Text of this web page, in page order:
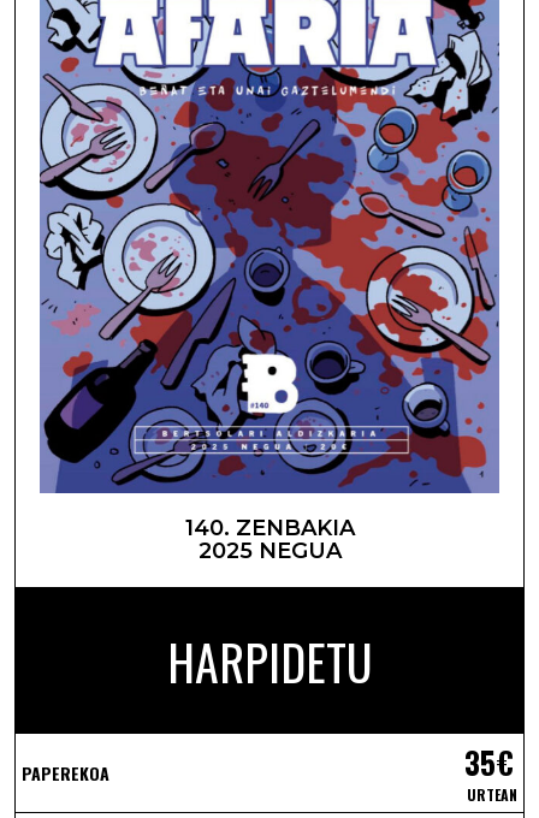
140. ZENBAKIA
2025 NEGUA
HARPIDETU
PAPEREKOA 35€
URTEAN